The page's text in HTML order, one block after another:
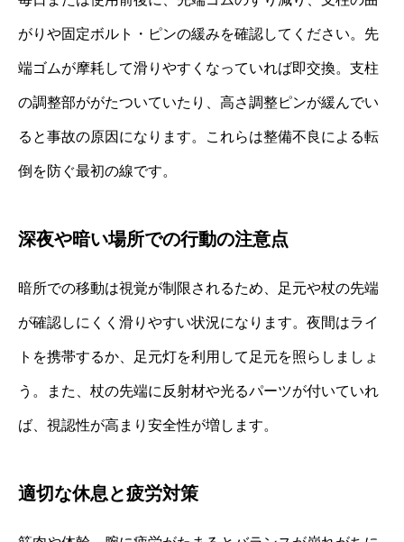
がりや固定ボルト・ピンの緩みを確認してください。先
端ゴムが摩耗して滑りやすくなっていれば即交換。支柱
の調整部ががたついていたり、高さ調整ピンが緩んでい
ると事故の原因になります。これらは整備不良による転
倒を防ぐ最初の線です。
深夜や暗い場所での行動の注意点
暗所での移動は視覚が制限されるため、足元や杖の先端
が確認しにくく滑りやすい状況になります。夜間はライ
トを携帯するか、足元灯を利用して足元を照らしましょ
う。また、杖の先端に反射材や光るパーツが付いていれ
ば、視認性が高まり安全性が増します。
適切な休息と疲労対策